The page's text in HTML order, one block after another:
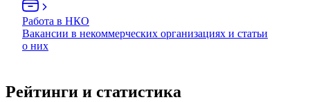
Работа в НКО
Вакансии в некоммерческих организациях и статьи
о них
Рейтинги и статистика